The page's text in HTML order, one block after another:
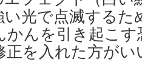
い光で点滅するた
かんを引き起こ
正を入れた方が